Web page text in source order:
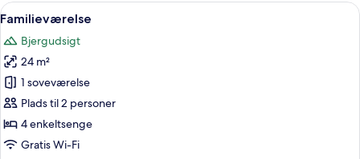
Indlæs
alle
billeder
af
Familieværelse
Et hotelværelse med et
5
Familieværelse
Bjergudsigt
24 m²
1 soveværelse
Plads til 2 personer
4 enkeltsenge
Gratis Wi-Fi